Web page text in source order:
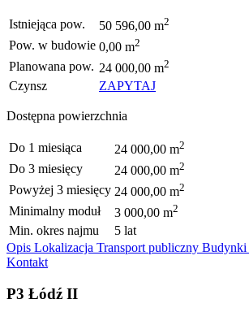
Istniejąca pow. 50 596,00 m2
Pow. w budowie 0,00 m2
Planowana pow. 24 000,00 m2
Czynsz ZAPYTAJ
Dostępna powierzchnia
Do 1 miesiąca 24 000,00 m2
Do 3 miesięcy 24 000,00 m2
Powyżej 3 miesięcy 24 000,00 m2
Minimalny moduł 3 000,00 m2
Min. okres najmu
5 lat
Opis Lokalizacja Transport publiczny Budynki
Kontakt
P3 Łódź II